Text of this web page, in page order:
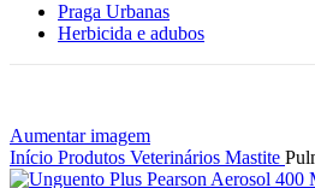
Praga Urbanas
Herbicida e adubos
Aumentar imagem
Início Produtos Veterinários Mastite